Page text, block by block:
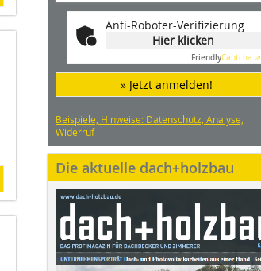
Anti-Roboter-Verifizierung
Hier klicken
FriendlyCaptcha ⇗
» Jetzt anmelden!
Beispiele, Hinweise: Datenschutz, Analyse,
Widerruf
Die aktuelle dach+holzbau